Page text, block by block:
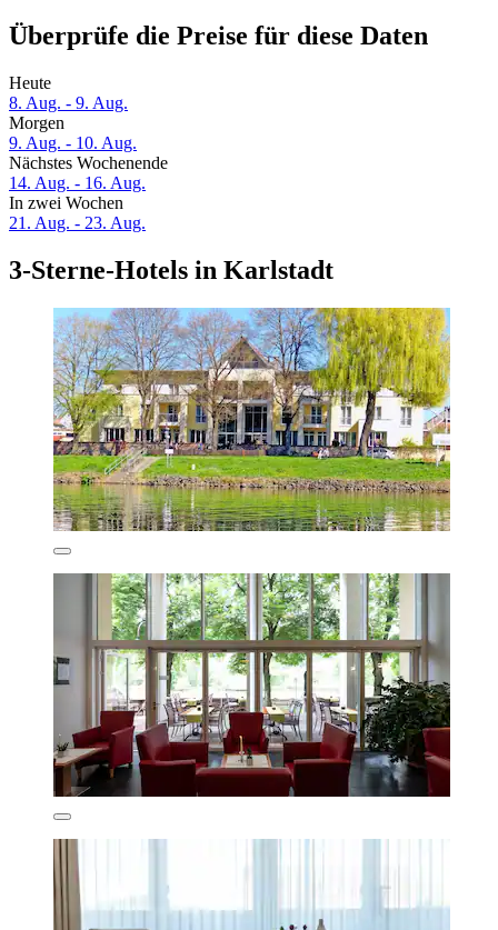
Überprüfe die Preise für diese Daten
Heute
8. Aug. - 9. Aug.
Morgen
9. Aug. - 10. Aug.
Nächstes Wochenende
14. Aug. - 16. Aug.
In zwei Wochen
21. Aug. - 23. Aug.
3-Sterne-Hotels in Karlstadt